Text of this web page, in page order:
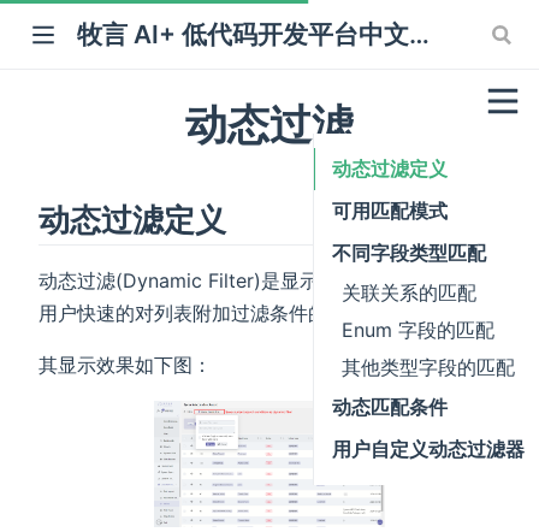
牧言 AI+ 低代码开发平台中文文档
动态过滤
动态过滤定义
动态过滤(Dynamic Filter)是显示在列表页面中，用于
用户快速的对列表附加过滤条件的客制化。
其显示效果如下图：
动态过滤定义
可用匹配模式
不同字段类型匹配
关联关系的匹配
Enum 字段的匹配
其他类型字段的匹配
动态匹配条件
用户自定义动态过滤器